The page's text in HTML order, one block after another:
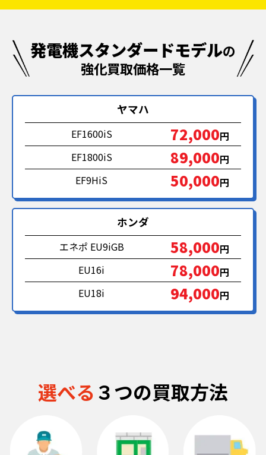
発電機スタンダードモデルの
強化買取価格一覧
ヤマハ
EF1600iS 72,000円
EF1800iS
89,000円
EF9HiS
50,000円
ホンダ
エネポ EU9iGB 58,000円
EU16i
78,000円
EU18i
94,000円
選べる３つの買取方法